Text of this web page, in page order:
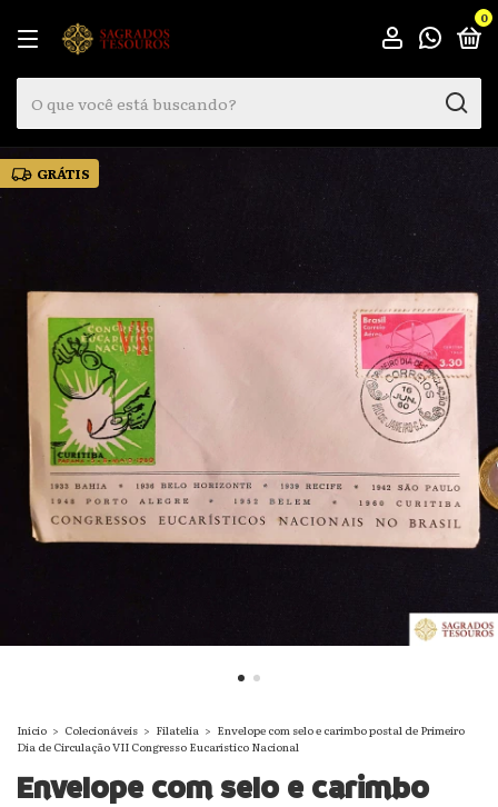
0
GRÁTIS
Início > Colecionáveis > Filatelia > Envelope com selo e carimbo postal de Primeiro
Dia de Circulação VII Congresso Eucarístico Nacional
Envelope com selo e carimbo